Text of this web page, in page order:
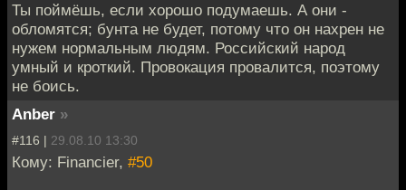
Ты поймёшь, если хорошо подумаешь. А они -
обломятся; бунта не будет, потому что он нахрен не
нужем нормальным людям. Российский народ
умный и кроткий. Провокация провалится, поэтому
не боись.
Anber »
#116 | 29.08.10 13:30
Кому: Financier, #50